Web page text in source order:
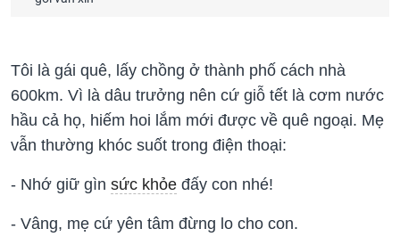
Tôi là gái quê, lấy chồng ở thành phố cách nhà
600km. Vì là dâu trưởng nên cứ giỗ tết là cơm nước
hầu cả họ, hiếm hoi lắm mới được về quê ngoại. Mẹ
vẫn thường khóc suốt trong điện thoại:
- Nhớ giữ gìn sức khỏe đấy con nhé!
- Vâng, mẹ cứ yên tâm đừng lo cho con.